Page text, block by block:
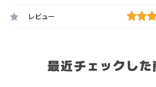
レビュー
最近チェックした